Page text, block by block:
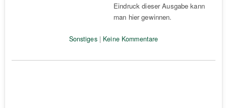
Eindruck dieser Ausgabe kann
man hier gewinnen.
Sonstiges| Keine Kommentare